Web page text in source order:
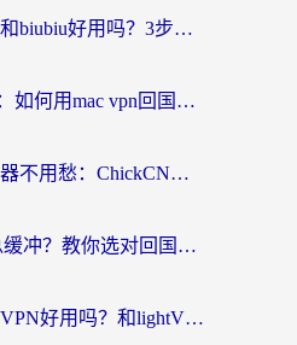
海外党必看：云极和biubiu好用吗？3步选对回国加速器，无缝刷国内剧玩手游
海外Mac用户必看：如何用mac vpn回国实现无缝刷国内剧玩国服？
海外党选回国加速器不用愁：ChickCN和SpeedCN好用吗？实测对比+避坑指南
海外看NBA直播总缓冲？教你选对回国加速器，无缝看球还能刷国内剧
海外党必看：穿梭VPN好用吗？和lightVPN对比哪个回国效果更好？附真实体验与选择指南